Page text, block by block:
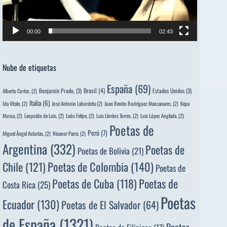
00:00 02:43
Nube de etiquetas
Alberto Cortez, (2) Benjamín Prado,(3) Brasil (4) España (69) Estados Unidos(3)
Ida Vitale, (2) Italia (6) José Antonio Labordeta(2) Juan Benito Rodríguez Manzanares, (2) Kepa
Murua, (2) Leopoldo de Luis, (2) León Felipe, (2) Luis Llorèns Torres, (2) Luis López Anglada, (2)
Miguel Ángel Asturias, (2) Nicanor Parra, (2) Perú (7) Poetas de
Argentina (332) Poetas de Bolivia (21) Poetas de
Chile(121)Poetas de Colombia(140) Poetas de
Costa Rica(25)Poetas de Cuba (118)Poetas de
Ecuador(130) Poetas de El Salvador(64)Poetas